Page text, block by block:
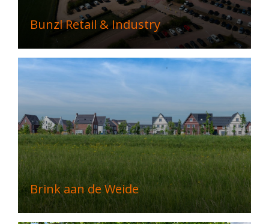
Bunzl Retail & Industry
Brink aan de Weide